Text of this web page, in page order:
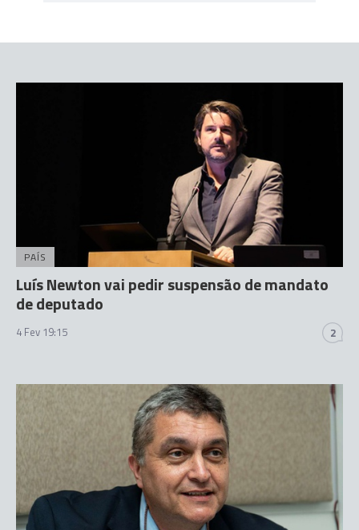
PAÍS
Luís Newton vai pedir suspensão de mandato
de deputado
4 Fev 19:15 2